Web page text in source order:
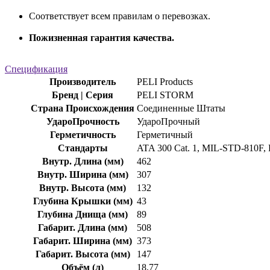
Соответствует всем правилам о перевозках.
Пожизненная гарантия качества.
Спецификация
Производитель
PELI Products
Бренд | Серия
PELI STORM
Страна Происхождения Соединенные Штаты
УдароПрочность
УдароПрочный
Герметичность
Герметичный
Стандарты
ATA 300 Cat. 1, MIL-STD-810F,
Внутр. Длина (мм)
462
Внутр. Ширина (мм)
307
Внутр. Высота (мм)
132
Глубина Крышки (мм) 43
Глубина Днища (мм)
89
Габарит. Длина (мм)
508
Габарит. Ширина (мм) 373
Габарит. Высота (мм)
147
Объём (л)
18,77